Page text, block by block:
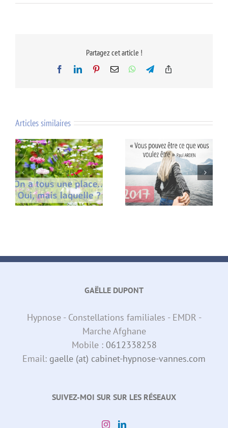
Partagez cet article !
FacebookLinkedInPinterestEmail WhatsApp
Telegram
Articles similaires
2017, être qui vous
voulez être…
Supplique d’un enfant à
ses enseignants
GAËLLE DUPONT
Hypnose - Constellations familiales - EMDR -
Marche Afghane
Mobile : 0612338258
Email: gaelle (at) cabinet-hypnose-vannes.com
SUIVEZ-MOI SUR SUR LES RÉSEAUX